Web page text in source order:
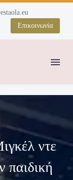
Επικοινωνία
ντε
παιδική